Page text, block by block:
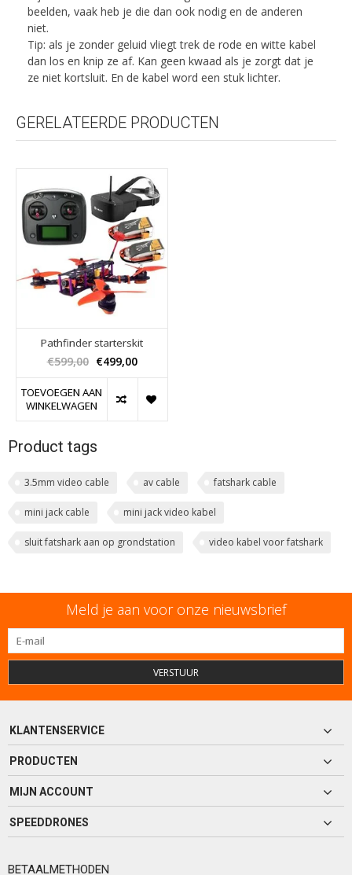
beelden, vaak heb je die dan ook nodig en de anderen
niet.
Tip: als je zonder geluid vliegt trek de rode en witte kabel
dan los en knip ze af. Kan geen kwaad als je zorgt dat je
ze niet kortsluit. En de kabel word een stuk lichter.
GERELATEERDE PRODUCTEN
Pathfinder starterskit
€599,00 €499,00
TOEVOEGEN AAN
WINKELWAGEN
Product tags
3.5mm video cable av cable fatshark cable
mini jack cable mini jack video kabel
sluit fatshark aan op grondstation video kabel voor fatshark
Meld je aan voor onze nieuwsbrief
VERSTUUR
KLANTENSERVICE
PRODUCTEN
MIJN ACCOUNT
SPEEDDRONES
BETAALMETHODEN